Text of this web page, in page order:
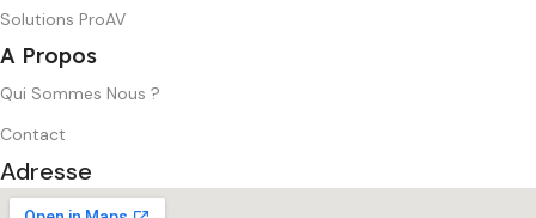
Solutions ProAV
A Propos
Qui Sommes Nous ?
Contact
Adresse